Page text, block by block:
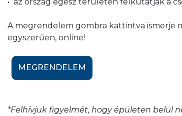
A megrendelem gombra kattintva ismerje
egyszerűen, online!
MEGRENDELEM
*Felhívjuk figyelmét, hogy épületen belül